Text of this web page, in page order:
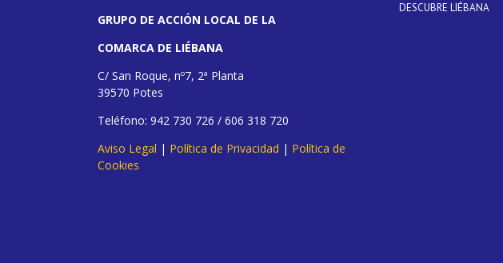
GRUPO DE ACCIÓN LOCAL DE LA
COMARCA DE LIÉBANA
C/ San Roque, nº7, 2ª Planta
39570 Potes
Teléfono: 942 730 726 / 606 318 720
Aviso Legal | Política de Privacidad | Política de
Cookies
DESCUBRE LIÉBANA